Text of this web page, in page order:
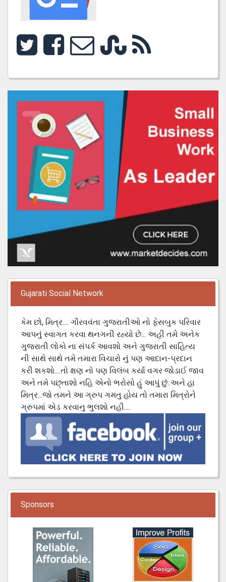
Gujarati Social Network
કેમ છો, મિત્ર.... ગૌરવવંતા ગુજરાતીઓ નો ફેસબુક પરિવાર
આપનું સ્વાગત કરવા થનગની રહ્યો છે... અહી તમે અનેક
ગુજરાતી લોકો ના સંપર્ક આવશો અને ગુજરાતી સાહિત્ય
ની સાથે સાથે તમે તમારા વિચારો નું પણ આદાન-પ્રદાન
કરી શકશો....તો ક્ષણ નો પણ વિલંબ કર્યા વગર જોડાઈ જાવ
અને તમે પછ્તાશો નહિ એનો ભરોસો હું આપું છું..અને હા
મિત્ર...જો તમને આ ગ્રુપ ગમતુ હોય તો તમારા મિત્રોને
ગ્રુપમાં એડ કરવાનુ ભુલશો નહી....
Sponsors